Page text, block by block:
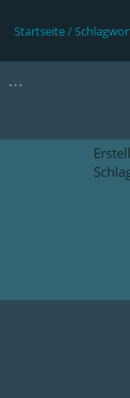
Startseite/